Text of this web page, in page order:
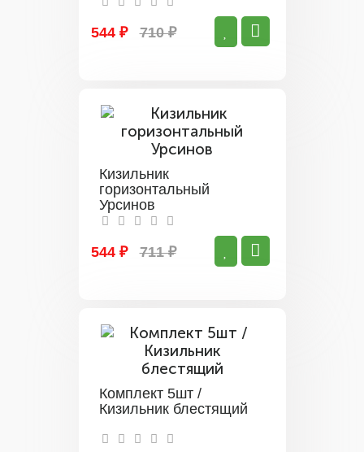
544 ₽ 710 ₽
Кизильник
горизонтальный
Урсинов
544 ₽ 711 ₽
Комплект 5шт /
Кизильник блестящий